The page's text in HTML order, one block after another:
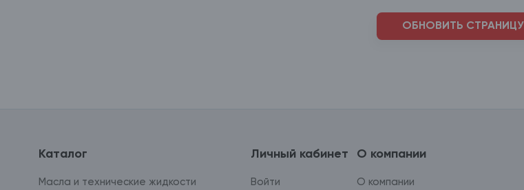
ОБНОВИТЬ СТРАНИЦУ
Каталог
Масла и технические жидкости
Личный кабинет
Войти
О компании
О компании